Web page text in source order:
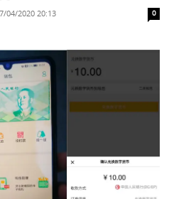
04/2020 20:13 0